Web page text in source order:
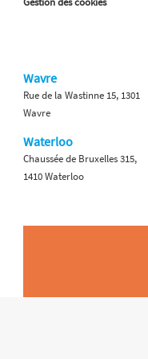
Wavre
Rue de la Wastinne 15, 1301
Wavre
Waterloo
Chaussée de Bruxelles 315,
1410 Waterloo